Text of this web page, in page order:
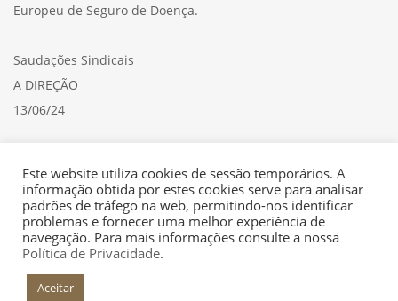
Europeu de Seguro de Doença.
Saudações Sindicais
A DIREÇÃO
13/06/24
+INFO
Este website utiliza cookies de sessão temporários. A
informação obtida por estes cookies serve para analisar
padrões de tráfego na web, permitindo-nos identificar
problemas e fornecer uma melhor experiência de
navegação. Para mais informações consulte a nossa
Política de Privacidade.
Aceitar